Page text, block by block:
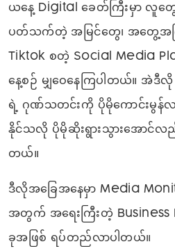
ယနေ့ Digital ခေတ်ကြီးမှာ လူတွ
ပတ်သက်တဲ့ အမြင်တွေ၊ အတွေ့အ
Tiktok စတဲ့ Social Media
နေ့စဉ် မျှဝေနေကြပါတယ်။ အဲဒီ
ရဲ့ ဂုဏ်သတင်းကို ပိုမိုကောင်းမွန်
နိုင်သလို ပိုမိုဆိုးရွားသွားအောင်လည်
တယ်။
ဒီလိုအခြေအနေမှာ Media
အတွက် အရေးကြီးတဲ့ Business
ခုအဖြစ် ရပ်တည်လာပါတယ်။